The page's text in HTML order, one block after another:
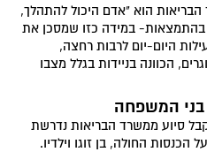
הוא "אדם היכול להתהלך,
בהתמצאות- במידה כזו שמסכן את
היום-יום לרבות רחצה,
הכוונה בניידות בגלל מצבו
המשפחה
סיוע ממשרד הבריאות נדרשת
החולה, בן זוגו וילדיו.